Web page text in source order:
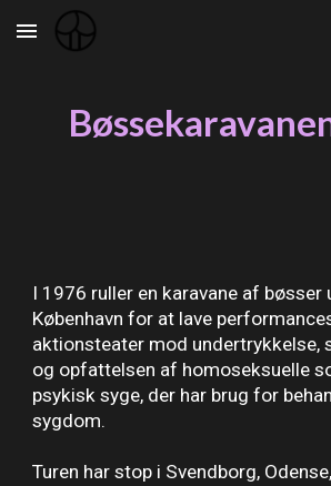
Skip to main content
I 1976 ruller en karavane af bøsser
København for at lave
aktionsteater mod undertrykkelse,
og opfattelsen af homoseksuelle
psykisk syge, der har brug for
sygdom.
Turen har stop i Svendborg,